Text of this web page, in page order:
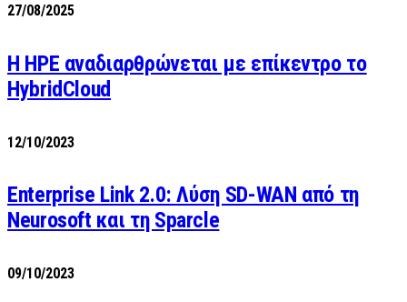
27/08/2025
H HPE αναδιαρθρώνεται με επίκεντρο το
HybridCloud
12/10/2023
Enterprise Link 2.0: Λύση SD-WAN από τη
Neurosoft και τη Sparcle
09/10/2023